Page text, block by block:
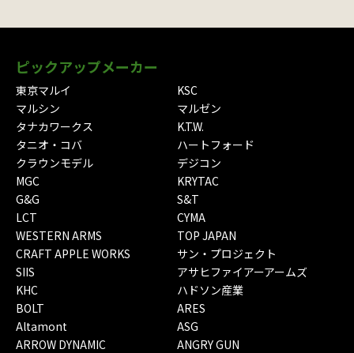
ピックアップメーカー
東京マルイ
KSC
マルシン
マルゼン
タナカワークス
K.T.W.
タニオ・コバ
ハートフォード
クラウンモデル
デジコン
MGC
KRYTAC
G&G
S&T
LCT
CYMA
WESTERN ARMS
TOP JAPAN
CRAFT APPLE WORKS
サン・プロジェクト
SIIS
アサヒファイアーアームズ
KHC
ハドソン産業
BOLT
ARES
Altamont
ASG
ARROW DYNAMIC
ANGRY GUN